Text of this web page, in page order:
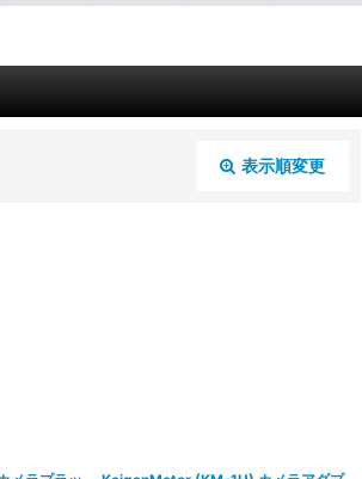
表示順変更